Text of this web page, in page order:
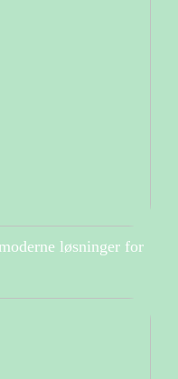
løsninger for